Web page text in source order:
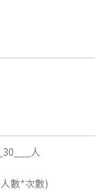
人
數*次數)